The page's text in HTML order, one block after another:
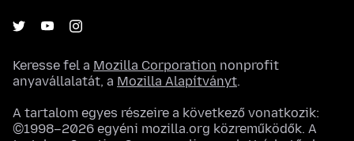
Keresse fel a Mozilla Corporation nonprofit
anyavállalatát, a Mozilla Alapítványt.
A tartalom egyes részeire a következő vonatkozik:
©1998–2026 egyéni mozilla.org közreműködők. A